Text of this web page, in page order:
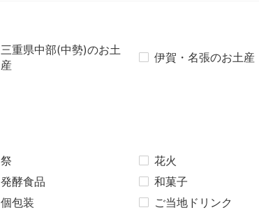
三重県中部(中勢)のお土
産
伊賀・名張のお土産
祭
花火
発酵食品
和菓子
個包装
ご当地ドリンク